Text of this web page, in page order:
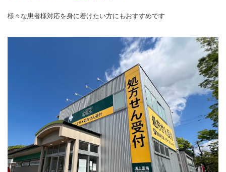
様々な患者様対応を身に着けたい方にもおすすめです